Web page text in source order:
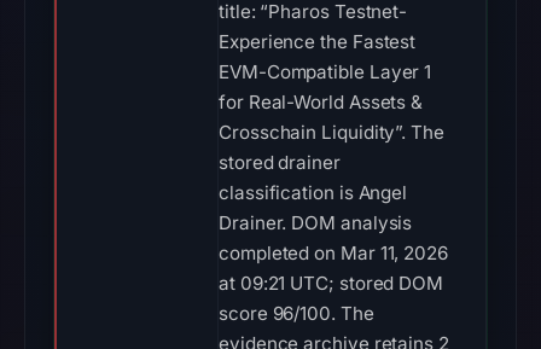
title: “Pharos Testnet-
Experience the Fastest
EVM-Compatible Layer 1
for Real-World Assets &
Crosschain Liquidity”. The
stored drainer
classification is Angel
Drainer. DOM analysis
completed on Mar 11, 2026
at 09:21 UTC; stored DOM
score 96/100. The
evidence archive retains 2